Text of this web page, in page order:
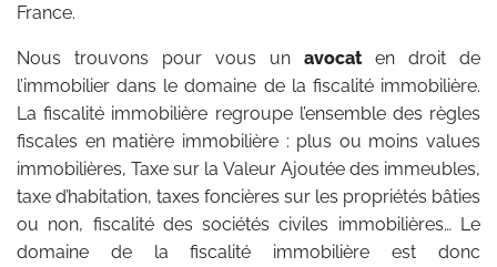
France.
Nous trouvons pour vous un avocat en droit de
l’immobilier dans le domaine de la fiscalité immobilière.
La fiscalité immobilière regroupe l’ensemble des règles
fiscales en matière immobilière : plus ou moins values
immobilières, Taxe sur la Valeur Ajoutée des immeubles,
taxe d’habitation, taxes foncières sur les propriétés bâties
ou non, fiscalité des sociétés civiles immobilières… Le
domaine de la fiscalité immobilière est donc